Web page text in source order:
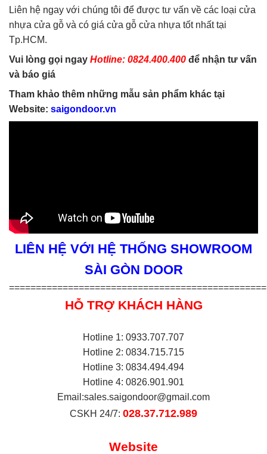
Liên hệ ngay với chúng tôi để được tư vấn về các loại cửa
nhựa cửa gỗ và có giá cửa gỗ cửa nhựa tốt nhất tại
Tp.HCM.
Vui lòng gọi ngay Hotline: 0824.400.400 để nhận tư vấn
và báo giá
Tham khảo thêm những mẫu sản phẩm khác tại
Website: saigondoor.vn
LIÊN HỆ VỚI HỆ THỐNG SHOWROOM
SÀI GÒN DOOR
================================================
HỖ TRỢ KHÁCH HÀNG
Hotline 1: 0933.707.707
Hotline 2: 0834.715.715
Hotline 3: 0834.494.494
Hotline 4: 0826.901.901
Email:sales.saigondoor@gmail.com
CSKH 24/7: 028.37.712.989
Website